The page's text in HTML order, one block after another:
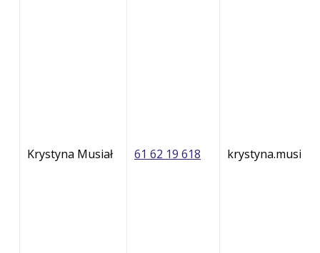
Krystyna Musiał 61 62 19 618